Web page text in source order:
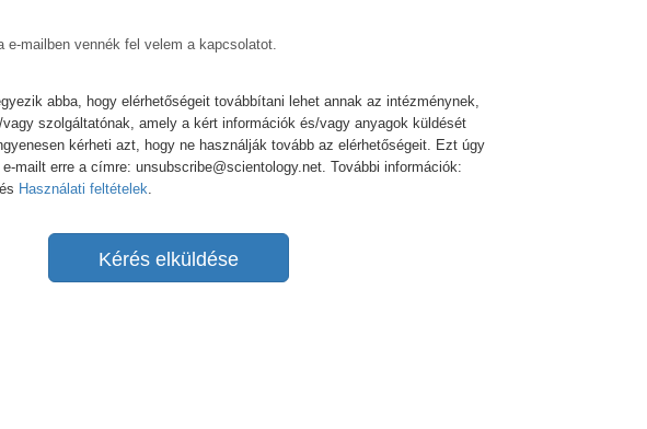
A tanulás technológiája
e-mailben vennék fel velem a kapcsolatot.
abba, hogy elérhetőségeit továbbítani lehet annak az intézménynek,
szolgáltatónak, amely a kért információk és/vagy anyagok küldését
kérheti azt, hogy ne használják tovább az elérhetőségeit. Ezt úgy
mailt erre a címre: unsubscribe@scientology.net. További információk:
és Használati feltételek.
Kérés elküldése